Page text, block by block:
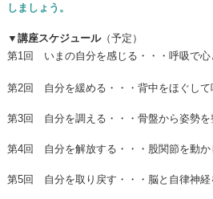
しましょう。
▼講座スケジュール（予定）
第1回 いまの自分を感じる・・・ 呼吸で心
第2回 自分を緩める・・・背中をほぐして
第3回 自分を調える・・・骨盤から姿勢を
第4回 自分を解放する・・・股関節を動か
第5回 自分を取り戻す・・・脳と自律神経